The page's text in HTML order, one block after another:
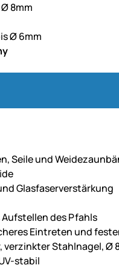
8mm
Ø 6mm
Seile und
Glasfaserverstärkung
des Pfahls
Eintreten und
Stahlnagel, Ø
stabil